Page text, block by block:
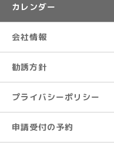
カレンダー
会社情報
勧誘方針
プライバシーポリシー
申請受付の予約